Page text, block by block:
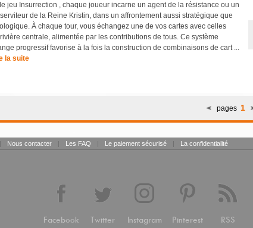
jeu Insurrection , chaque joueur incarne un agent de la résistance ou un
de la Reine Kristin, dans un affrontement aussi stratégique que
À chaque tour, vous échangez une de vos cartes avec celles
centrale, alimentée par les contributions de tous. Ce système
progressif favorise à la fois la construction de combinaisons de cart ...
la suite
pages 1
| Nous contacter | Les FAQ | Le paiement sécurisé | La confidentialité
Facebook Twitter Instagram Pinterest RSS